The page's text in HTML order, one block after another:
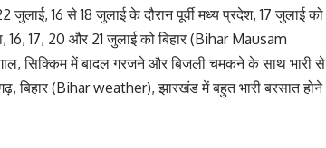
16 से 18 जुलाई के दौरान पूर्वी मध्य प्रदेश, 17 जुलाई को
16, 17, 20 और 21 जुलाई को बिहार (Bihar Mausam
सिक्किम में बादल गरजने और बिजली चमकने के साथ भारी से
बिहार (Bihar weather), झारखंड में बहुत भारी बरसात होने